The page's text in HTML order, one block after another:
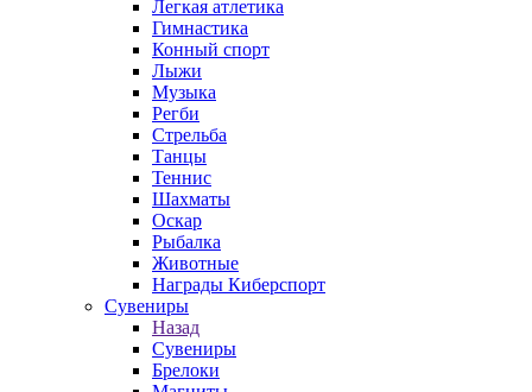
Легкая атлетика
Гимнастика
Конный спорт
Лыжи
Музыка
Регби
Стрельба
Танцы
Теннис
Шахматы
Оскар
Рыбалка
Животные
Награды Киберспорт
Сувениры
Назад
Сувениры
Брелоки